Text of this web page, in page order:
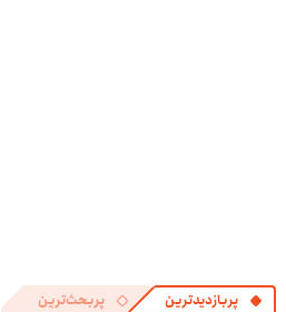
پربازدیدترین پربحث‌ترین